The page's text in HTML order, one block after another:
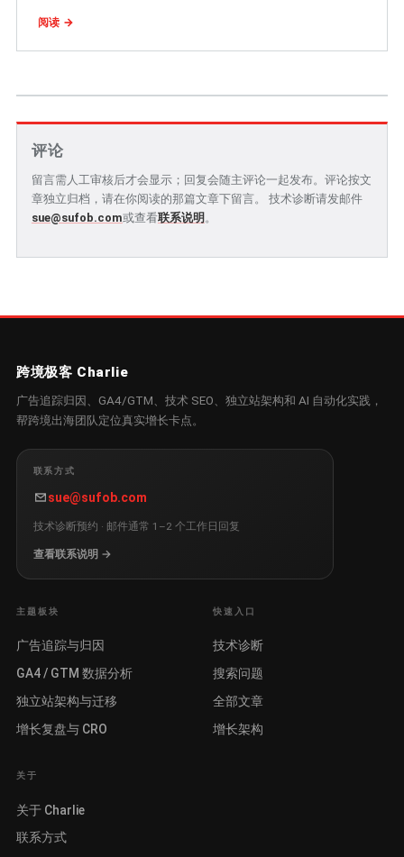
何判断是否存在重复、Shopify 原生集成的自动处理方式，
以及手动 GTM 场景的配置方法。
阅读 →
评论
留言需人工审核后才会显示；回复会随主评论一起发布。评论按文
章独立归档，请在你阅读的那篇文章下留言。 技术诊断请发邮件
sue@sufob.com或查看联系说明 。
跨境极客 Charlie
广告追踪归因、GA4/GTM、技术 SEO、独立站架构和 AI 自动化实践，
帮跨境出海团队定位真实增长卡点。
联系方式
sue@sufob.com
技术诊断预约 · 邮件通常 1–2 个工作日回复
查看联系说明 →
主题板块
广告追踪与归因
GA4 / GTM 数据分析
独立站架构与迁移
增长复盘与 CRO
快速入口
技术诊断
搜索问题
全部文章
增长架构
关于
关于 Charlie
联系方式